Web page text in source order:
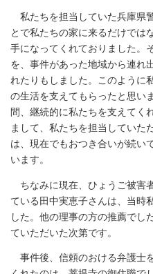
私たちを担当していた兵庫県
とで私たちの家に来るだけでは
手になってくれておりました。
を、事件があった地域から連れ
れたりもしました。このように
の生活を支えてもらったと思い
間、継続的に私たちを支えてく
まして、私たちを担当していた
は、現在でもおつき合いが続い
います。
ちなみに現在、ひょうご被害
ている田中実恵子さんは、当時
した。他の理事の方の推薦でし
ていただいた次第です。
事件後、信頼のおける弁護士